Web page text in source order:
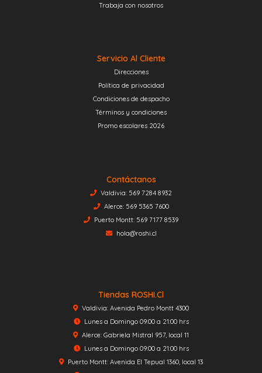
Trabaja con nosotros
Servicio Al Cliente
Direcciones
Política de privacidad
Condiciones de despacho
Términos y condiciones
Promo escolares 2026
Contáctanos
Valdivia: 569 7284 8932
Alerce: 569 5365 7600
Puerto Montt: 569 7177 8539
hola@roshi.cl
Tiendas ROSHI.cl
Valdivia: Avenida Pedro Montt 4300
Lunes a Domingo 09:00 a 21:00 hrs
Alerce: Gabriela Mistral 957, local 11
Lunes a Domingo 09:00 a 21:00 hrs
Puerto Montt: Avenida El Tepual 1360, local 13